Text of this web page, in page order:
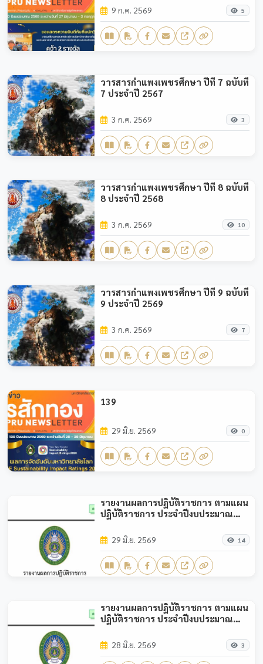
9 ก.ค. 2569 5
วารสารกำแพงเพชรศึกษา ปีที่ 7 ฉบับที่
7 ประจำปี 2567
3 ก.ค. 2569 3
วารสารกำแพงเพชรศึกษา ปีที่ 8 ฉบับที่
8 ประจำปี 2568
3 ก.ค. 2569 10
วารสารกำแพงเพชรศึกษา ปีที่ 9 ฉบับที่
9 ประจำปี 2569
3 ก.ค. 2569 7
139
29 มิ.ย. 2569 0
รายงานผลการปฏิบัติราชการ ตามแผน
ปฏิบัติราชการ ประจำปีงบประมาณ
29 มิ.ย. 2569 14
รายงานผลการปฏิบัติราชการ ตามแผน
ปฏิบัติราชการ ประจำปีงบประมาณ
28 มิ.ย. 2569 3